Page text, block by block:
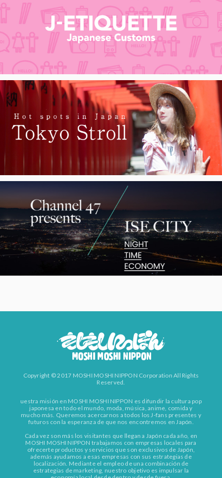
Copyright © 2017 MOSHI MOSHI NIPPON Corporation All Rights
Reserved.
uestra misión en MOSHI MOSHI NIPPON es difundir la cultura pop
japonesa en todo el mundo, moda, música, anime, comida y
mucho más. Queremos acercarnos a todos los J-fans presentes y
futuros con la esperanza de que nos encontremos en Japón.
Cada vez son más los visitantes que llegan a Japón cada año, en
MOSHI MOSHI NIPPON trabajamos con empresas locales para
ofrecerte productos y servicios que son exclusivos de Japón,
además ayudamos a esas empresas con sus estrategias de
localización. Mediante el empleo de una combinación de
estrategias de marketing, nuestro objetivo es impulsar la